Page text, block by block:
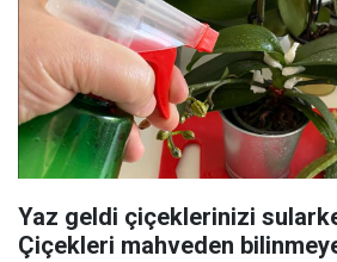
Yaz geldi çiçeklerinizi
Çiçekleri mahveden